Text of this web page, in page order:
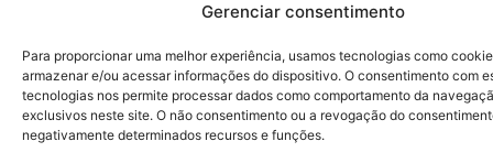
Gerenciar consentimento
Para proporcionar uma melhor experiência, usamos tecnologias como
armazenar e/ou acessar informações do dispositivo. O consentimento com
tecnologias nos permite processar dados como comportamento da
exclusivos neste site. O não consentimento ou a revogação do
negativamente determinados recursos e funções.